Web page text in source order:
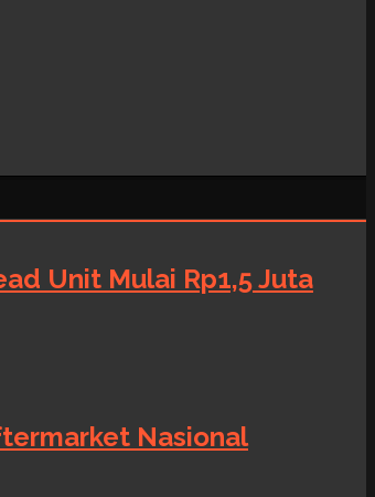
Unit Mulai Rp1,5 Juta
Nasional